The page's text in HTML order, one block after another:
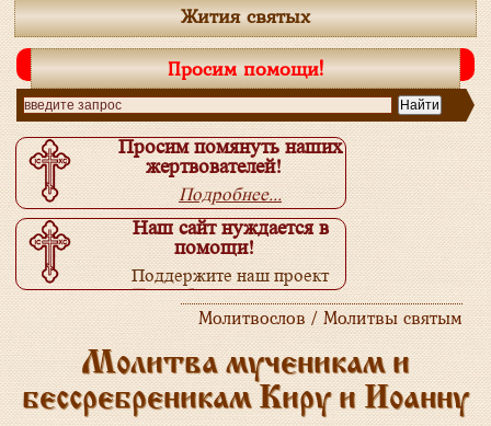
Жития святых
Просим помощи!
Просим помянуть наших
жертвователей!
Подробнее...
Наш сайт нуждается в
помощи!
Поддержите наш проект
Подробнее...
Молитвослов / Молитвы святым
Молитва мученикам и
бессребреникам Киру и Иоанну